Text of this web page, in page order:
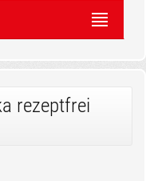
rezeptfrei